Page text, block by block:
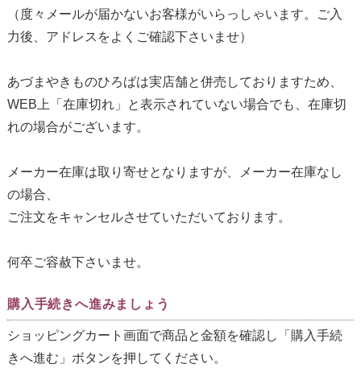
（度々メールが届かないお客様がいらっしゃいます。ご入
力後、アドレスをよくご確認下さいませ）
あづまやきものひろばは実店舗と併売しておりますため、
WEB上「在庫切れ」と表示されていない場合でも、在庫切
れの場合がございます。
メーカー在庫は取り寄せとなりますが、メーカー在庫なし
の場合、
ご注文をキャンセルさせていただいております。
何卒ご容赦下さいませ。
購入手続きへ進みましょう
ショッピングカート画面で商品と金額を確認し「購入手続
きへ進む」ボタンを押してください。